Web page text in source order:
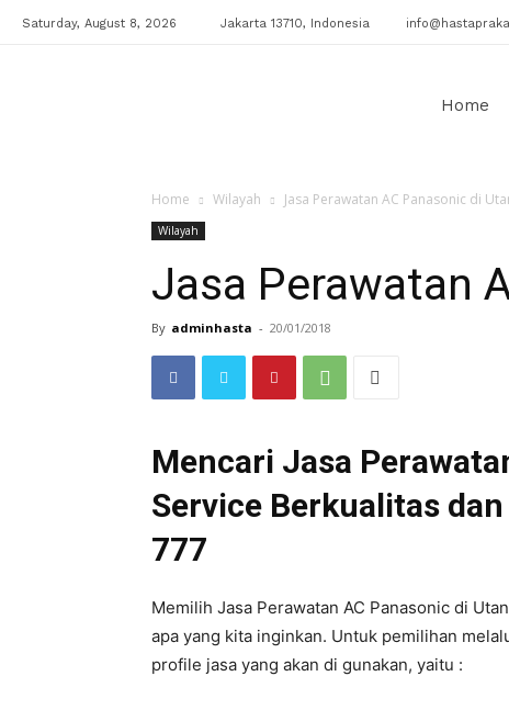
Saturday, August 8, 2026 Jakarta 13710, Indonesia
Home
Home Wilayah Jasa Perawatan AC Panasonic di
Wilayah
Jasa Perawatan
By adminhasta - 20/01/2018
Mencari Jasa
Service Berkualitas
777
Memilih Jasa Perawatan AC Panasonic di
apa yang kita inginkan. Untuk pemilihan
profile jasa yang akan di gunakan, yaitu :